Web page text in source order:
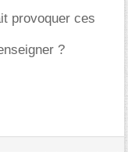
provoquer ces
?